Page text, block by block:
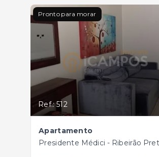
Pronto para morar
Ref.: 512
Apartamento